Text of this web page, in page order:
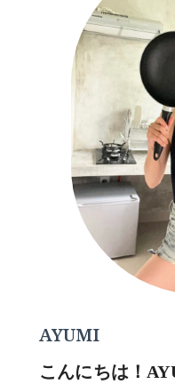
AYUMI
こんにちは！